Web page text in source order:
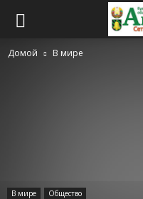
Домой В мире
В мире Общество